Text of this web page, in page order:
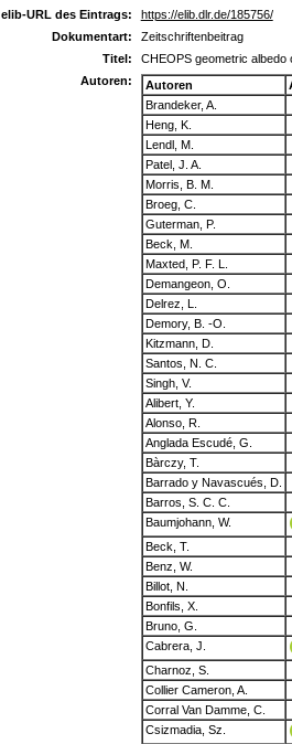
elib-URL des Eintrags:
https://elib.dlr.de/185756/
Dokumentart:
Zeitschriftenbeitrag
Titel:
CHEOPS geometric albedo
Autoren:
Autoren
Brandeker, A.
Heng, K.
Lendl, M.
Patel, J. A.
Morris, B. M.
Broeg, C.
Guterman, P.
Beck, M.
Maxted, P. F. L.
Demangeon, O.
Delrez, L.
Demory, B. -O.
Kitzmann, D.
Santos, N. C.
Singh, V.
Alibert, Y.
Alonso, R.
Anglada Escudé, G.
Bàrczy, T.
Barrado y Navascués, D.
Barros, S. C. C.
Baumjohann, W.
Beck, T.
Benz, W.
Billot, N.
Bonfils, X.
Bruno, G.
Cabrera, J.
Charnoz, S.
Collier Cameron, A.
Corral Van Damme, C.
Csizmadia, Sz.